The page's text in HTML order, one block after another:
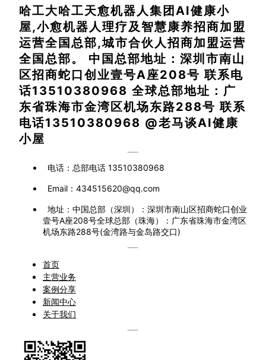
哈工大哈工天愈机器人集团AI健康小
屋,小愈机器人理疗及智慧康养招商加盟
运营全国总部,城市合伙人招商加盟运营
全国总部。 中国总部地址：深圳市南山
区招商蛇口创业壹号A座208号 联系电
话13510380968 全球总部地址：广
东省珠海市金湾区机场东路288号 联系
电话13510380968 @老马谈AI健康
小屋
电话： 总部电话 13510380968
Email： 434515620@qq.com
地址： 中国总部（深圳）：深圳市南山区招商蛇口创业
壹号A座208号全球总部（珠海）：广东省珠海市金湾区
机场东路288号(金湾路与金岛路交口)
首页
主营业务
案例分享
新闻中心
关于我们